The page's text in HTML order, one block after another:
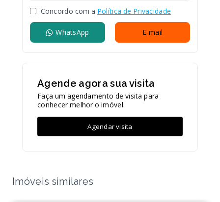
Concordo com a Política de Privacidade
WhatsApp E-mail
Agende agora sua visita
Faça um agendamento de visita para
conhecer melhor o imóvel.
Agendar visita
Imóveis similares